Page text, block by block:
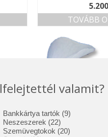
5.200
TOVÁBB
valamit?
Bankkártya tartók 99
Neszeszerek 2222
termék
Szemüvegtokok 2020